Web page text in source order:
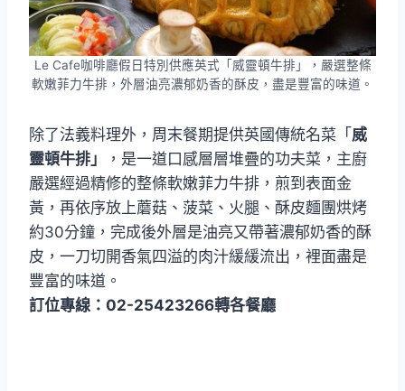
Le Cafe咖啡廳假日特別供應英式「威靈頓牛排」，嚴選整條
軟嫩菲力牛排，外層油亮濃郁奶香的酥皮，盡是豐富的味道。
除了法義料理外，周末餐期提供英國傳統名菜「 威
靈頓牛排」
，是一道口感層層堆疊的功夫菜，主廚
嚴選經過精修的整條軟嫩菲力牛排，煎到表面金
黃，再依序放上蘑菇、菠菜、火腿、酥皮麵團烘烤
約30分鐘，完成後外層是油亮又帶著濃郁奶香的酥
皮，一刀切開香氣四溢的肉汁緩緩流出，裡面盡是
豐富的味道。
訂位專線：02-25423266轉各餐廳